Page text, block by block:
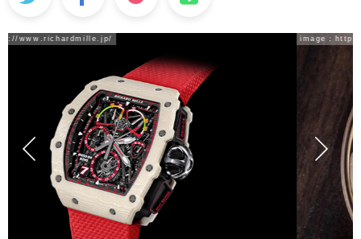
image： https://www.facebook.com/pg/Jaquet.Droz